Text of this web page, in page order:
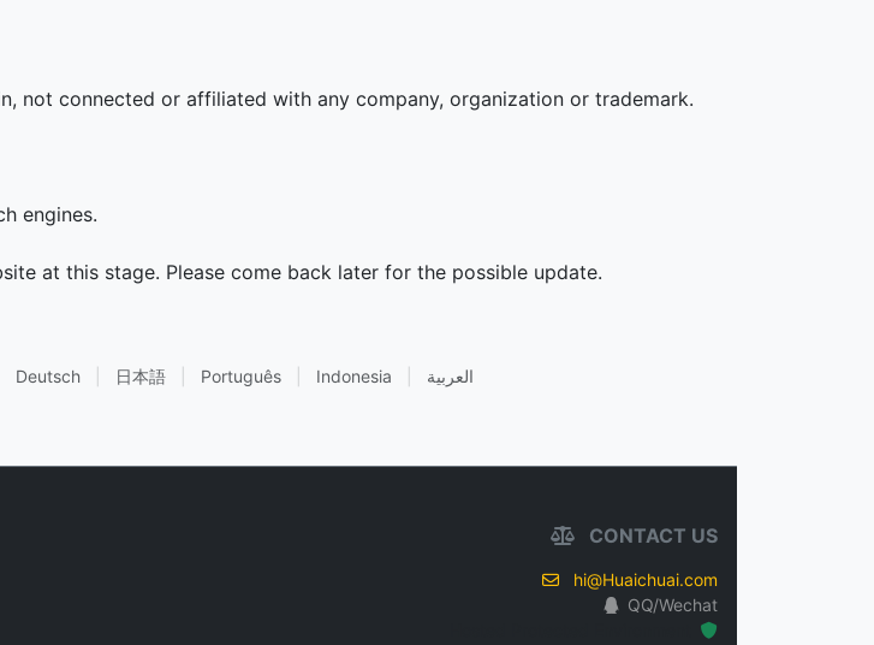
not connected or affiliated with any company, organization or trademark.
engines.
at this stage. Please come back later for the possible update.
Deutsch 日本語 Português Indonesia العربية
CONTACT US
hi@Huaichuai.com
QQ/Wechat